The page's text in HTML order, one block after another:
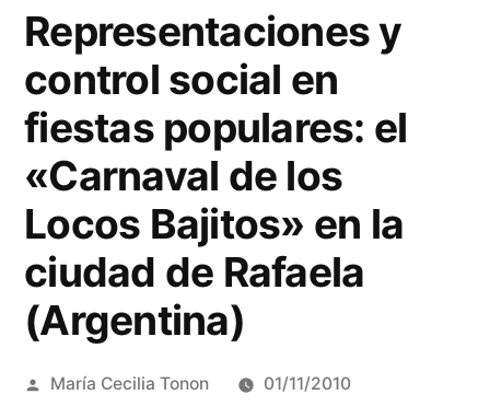
Representaciones y
control social en
fiestas populares: el
«Carnaval de los
Locos Bajitos» en la
ciudad de Rafaela
(Argentina)
Publicado
María Cecilia Tonon 01/11/2010